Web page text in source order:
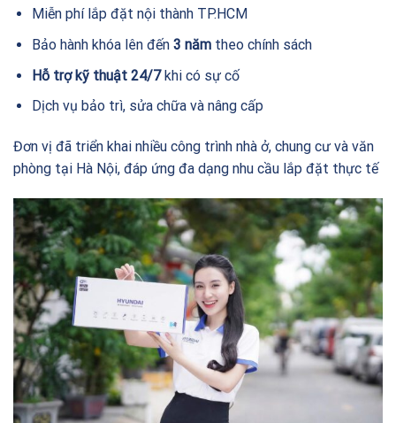
Miễn phí lắp đặt nội thành TP.HCM
Bảo hành khóa lên đến 3 nămtheo chính sách
Hỗ trợ kỹ thuật 24/7khi có sự cố
Dịch vụ bảo trì, sửa chữa và nâng cấp
Đơn vị đã triển khai nhiều công trình nhà ở, chung cư và văn
phòng tại Hà Nội, đáp ứng đa dạng nhu cầu lắp đặt thực tế